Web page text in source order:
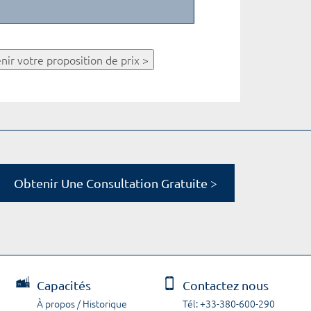
votre proposition de prix >
Obtenir Une Consultation Gratuite >
Capacités
À propos / Historique
Contactez nous
Tél: +33-380-600-290